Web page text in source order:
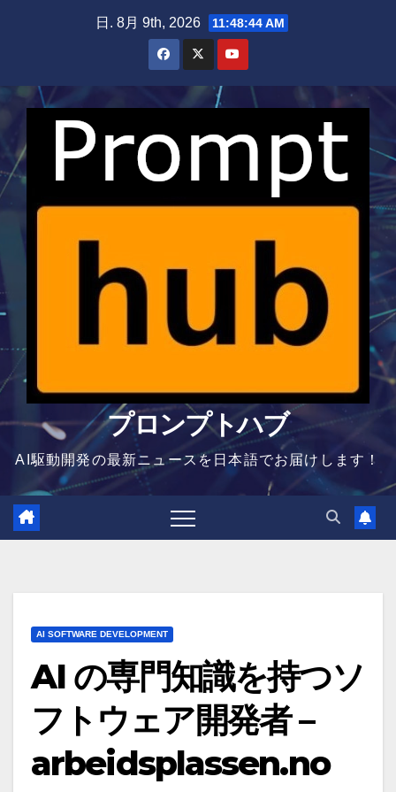
日. 8月 9th, 2026 11:48:44 AM
プロンプトハブ
AI駆動開発の最新ニュースを日本語でお届けします！
AI SOFTWARE DEVELOPMENT
AI の専門知識を持つソ
フトウェア開発者 –
arbeidsplassen.no